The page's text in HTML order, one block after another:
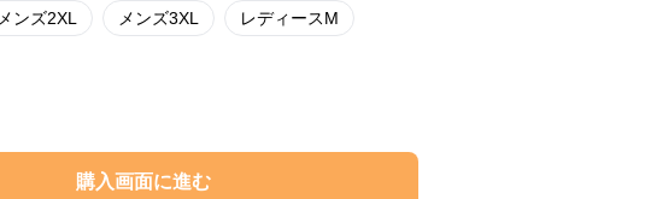
メンズ2XL メンズ3XL レディースM
購入画面に進む